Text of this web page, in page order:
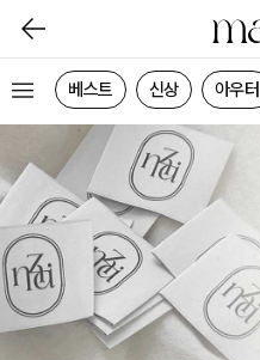
베스트 신상 아우터